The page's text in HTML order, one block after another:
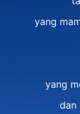
yang
yang
dan